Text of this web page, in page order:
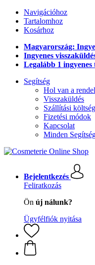
Navigációhoz
Tartalomhoz
Kosárhoz
Magyarország:
Ingyenes
Legalább 1
Segítség
Hol van a
Visszaküldés
Szállítási
Fizetési módok
Kapcsolat
Minden
Bejelentkezés
Feliratkozás
Ön új nálunk?
Ügyfélfiók nyitása